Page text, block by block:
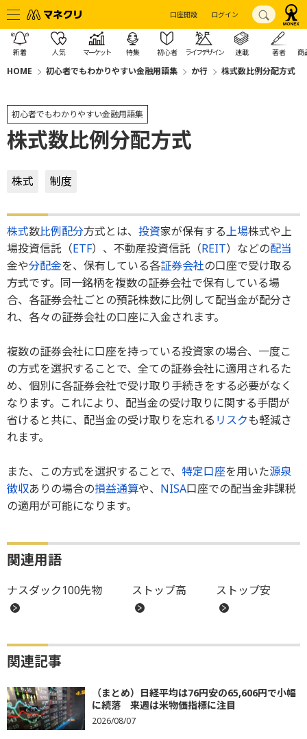
口座開設 ログイン
新着 人気 マーケット 特集 初心者 ライフデザイン 連載 著者 商
HOME 初心者でもわかりやすい金融用語集 か行 株式数比例分配方式
初心者でもわかりやすい金融用語集
株式数比例分配方式
株式 制度
株式数比例配分方式とは、 投資家が保有する上場株式や上
場投資信託（ETF）、不動産投資信託（REIT）などの配当
金や分配金を、保有している各証券会社の口座で受け取る
方式です。同一銘柄を複数の証券会社で保有している場
合、各証券会社ごとの預託株数に比例して配当金が配分さ
れ、各々の証券会社の口座に入金されます。
複数の証券会社に口座を持っている投資家の場合、一度こ
の方式を選択することで、全ての証券会社に適用されるた
め、個別に各証券会社で受け取り手続きをする必要がなく
なります。これにより、配当金の受け取りに関する手間が
省けると共に、配当金の受け取りを忘れる リスクも軽減さ
れます。
また、この方式を選択することで、 特定口座を用いた源泉
徴収ありの場合の損益通算や、 NISA口座での配当金非課税
の適用が可能になります。
関連用語
ナスダック100先物 ストップ高 ストップ安
関連記事
（まとめ）日経平均は76円安の65,606円で小幅
に続落 来週は米物価指標に注目
2026/08/07